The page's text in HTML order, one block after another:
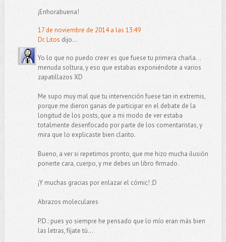
¡Enhorabuena!
17 de noviembre de 2014 a las 13:49
Dr. Litos dijo...
Yo lo que no puedo creer es que fuese tu primera charla...
menuda soltura, y eso que estabas exponiéndote a varios
zapatillazos XD
Me supo muy mal que tu intervención fuese tan in extremis,
porque me dieron ganas de participar en el debate de la
longitud de los posts, que a mi modo de ver estaba
totalmente desenfocado por parte de los comentaristas, y
mira que lo explicaste bien clarito.
Bueno, a ver si repetimos pronto, que me hizo mucha ilusión
ponerte cara, cuerpo, y me debes un libro firmado.
¡Y muchas gracias por enlazar el cómic! ;D
Abrazos moleculares
P.D.: pues yo siempre he pensado que lo mío eran más bien
las letras, fíjate tú...